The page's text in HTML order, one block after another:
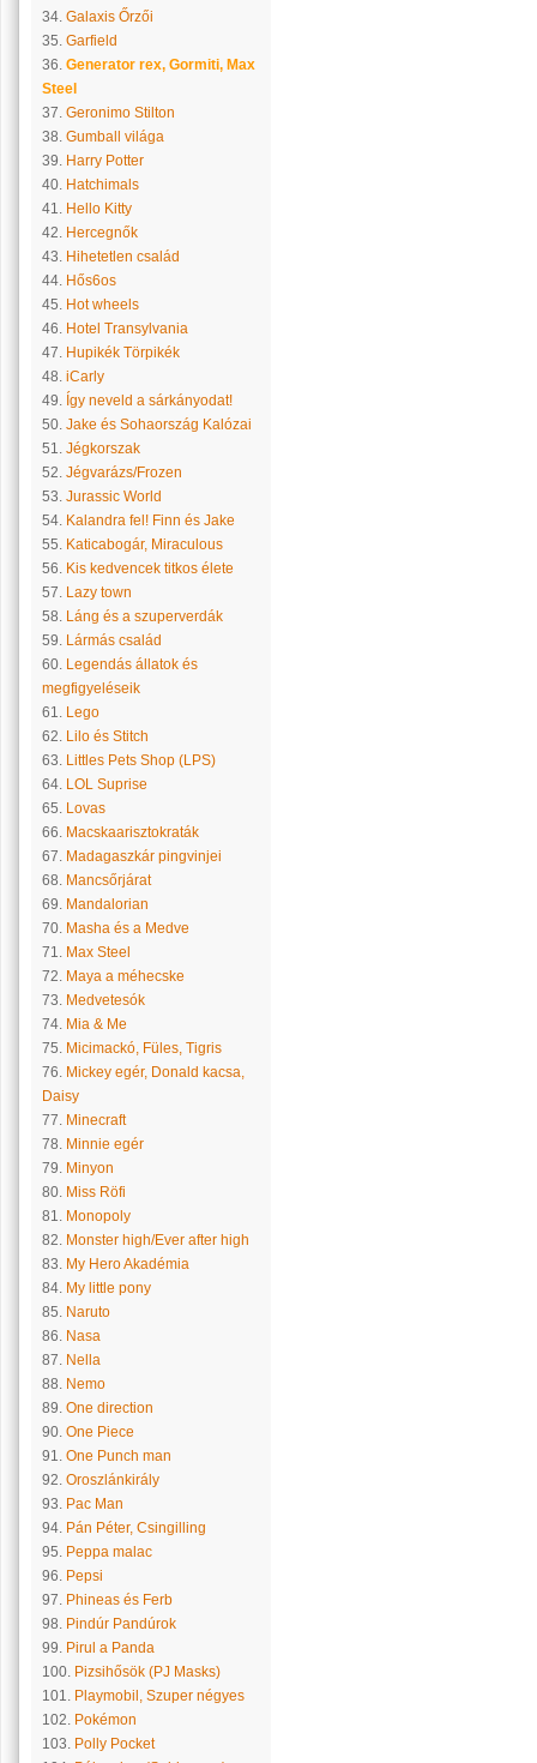
34. Galaxis Őrzői
35. Garfield
36. Generator rex, Gormiti, Max
Steel
37. Geronimo Stilton
38. Gumball világa
39. Harry Potter
40. Hatchimals
41. Hello Kitty
42. Hercegnők
43. Hihetetlen család
44. Hős6os
45. Hot wheels
46. Hotel Transylvania
47. Hupikék Törpikék
48. iCarly
49. Így neveld a sárkányodat!
50. Jake és Sohaország Kalózai
51. Jégkorszak
52. Jégvarázs/Frozen
53. Jurassic World
54. Kalandra fel! Finn és Jake
55. Katicabogár, Miraculous
56. Kis kedvencek titkos élete
57. Lazy town
58. Láng és a szuperverdák
59. Lármás család
60. Legendás állatok és
megfigyeléseik
61. Lego
62. Lilo és Stitch
63. Littles Pets Shop (LPS)
64. LOL Suprise
65. Lovas
66. Macskaarisztokraták
67. Madagaszkár pingvinjei
68. Mancsőrjárat
69. Mandalorian
70. Masha és a Medve
71. Max Steel
72. Maya a méhecske
73. Medvetesók
74. Mia & Me
75. Micimackó, Füles, Tigris
76. Mickey egér, Donald kacsa,
Daisy
77. Minecraft
78. Minnie egér
79. Minyon
80. Miss Röfi
81. Monopoly
82. Monster high/Ever after high
83. My Hero Akadémia
84. My little pony
85. Naruto
86. Nasa
87. Nella
88. Nemo
89. One direction
90. One Piece
91. One Punch man
92. Oroszlánkirály
93. Pac Man
94. Pán Péter, Csingilling
95. Peppa malac
96. Pepsi
97. Phineas és Ferb
98. Pindúr Pandúrok
99. Pirul a Panda
100. Pizsihősök (PJ Masks)
101. Playmobil, Szuper négyes
102. Pokémon
103. Polly Pocket